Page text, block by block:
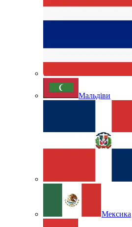
Мальдіви
Мексика